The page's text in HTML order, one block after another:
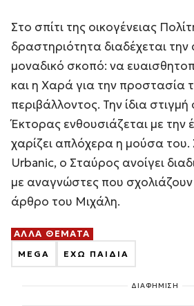
Στο σπίτι της οικογένειας
δραστηριότητα διαδέχεται την
μοναδικό σκοπό: να
και η Χαρά για την προστασία
περιβάλλοντος. Την ίδια
Έκτορας ενθουσιάζεται με την
χαρίζει απλόχερα η μούσα
Urbanic, ο Σταύρος ανοίγει
με αναγνώστες που
άρθρο του Μιχάλη.
ΑΛΛΑ ΘΕΜΑΤΑ
MEGA ΕΧΩ ΠΑΙΔΙΑ
ΔΙΑΦΗΜΙΣΗ